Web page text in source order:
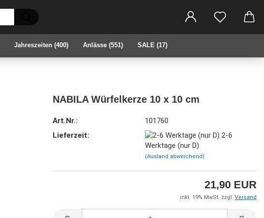
Suche...
Jahreszeiten (400) Anlässe (551) SALE (17)
NABILA Würfelkerze 10 x 10 cm
Art.Nr.:
101760
Lieferzeit:
2-6
Werktage (nur D)
(Ausland abweichend)
21,90 EUR
inkl. 19% MwSt. zzgl. Versand